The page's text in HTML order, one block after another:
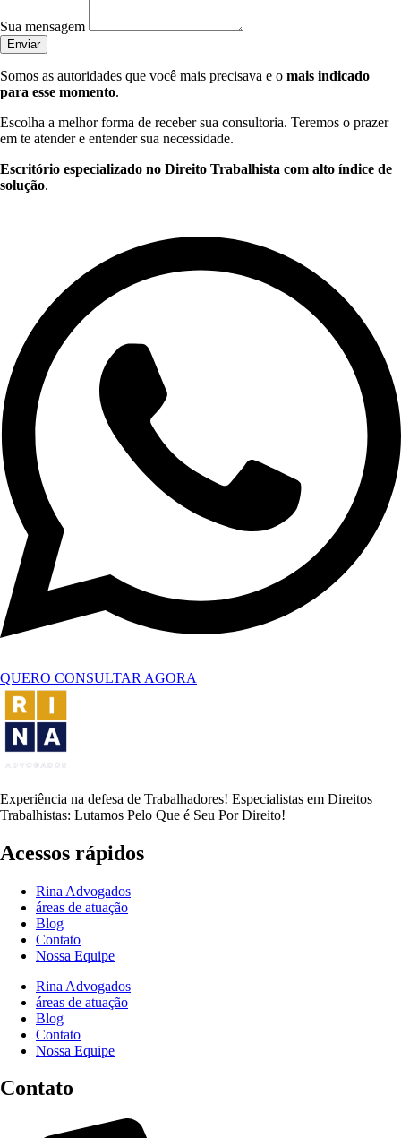
Sua mensagem
Enviar
Somos as autoridades que você mais precisava e o mais indicado
para esse momento.
Escolha a melhor forma de receber sua consultoria. Teremos o prazer
em te atender e entender sua necessidade.
Escritório especializado no Direito Trabalhista com alto índice de
solução.
QUERO CONSULTAR AGORA
Experiência na defesa de Trabalhadores! Especialistas em Direitos
Trabalhistas: Lutamos Pelo Que é Seu Por Direito!
Acessos rápidos
Rina Advogados
áreas de atuação
Blog
Contato
Nossa Equipe
Rina Advogados
áreas de atuação
Blog
Contato
Nossa Equipe
Contato